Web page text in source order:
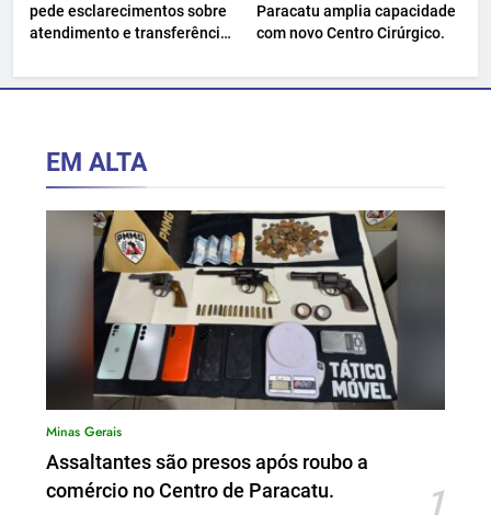
pede esclarecimentos sobre
atendimento e transferência
Paracatu amplia capacidade
com novo Centro Cirúrgico.
EM ALTA
Minas Gerais
Assaltantes são presos após roubo a
comércio no Centro de Paracatu.
1